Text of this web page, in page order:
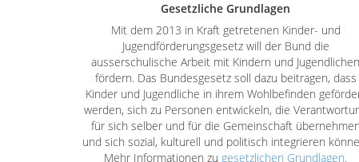
Gesetzliche Grundlagen
Mit dem 2013 in Kraft getretenen Kinder- und
Jugendförderungsgesetz will der Bund die
ausserschulische Arbeit mit Kindern und Jugendlichen
fördern. Das Bundesgesetz soll dazu beitragen, dass
Kinder und Jugendliche in ihrem Wohlbefinden
werden, sich zu Personen entwickeln, die
für sich selber und für die Gemeinschaft übernehmen
und sich sozial, kulturell und politisch integrieren
Mehr Informationen zu gesetzlichen Grundlagen.